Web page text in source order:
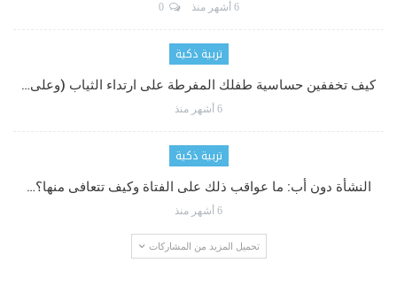
6 أشهر منذ 0
تربية ذكية
كيف تخففين حساسية طفلك المفرطة على ارتداء الثياب (وعلى…
6 أشهر منذ
تربية ذكية
النشأة دون أب: ما عواقب ذلك على الفتاة وكيف تتعافى منها؟…
6 أشهر منذ
تحميل المزيد من المشاركات